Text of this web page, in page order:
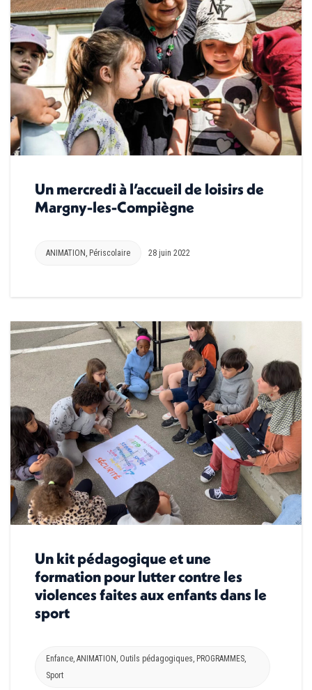
Un mercredi à l’accueil de loisirs de
Margny-les-Compiègne
ANIMATION Périscolaire 28 juin 2022
Un kit pédagogique et une
formation pour lutter contre les
violences faites aux enfants dans le
sport
Enfance, ANIMATION , Outils pédagogiques, PROGRAMMES,
Sport